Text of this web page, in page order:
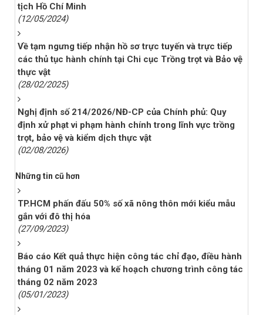
tịch Hồ Chí Minh
(12/05/2024)
Về tạm ngưng tiếp nhận hồ sơ trực tuyến và trực tiếp
các thủ tục hành chính tại Chi cục Trồng trọt và Bảo vệ
thực vật
(28/02/2025)
Nghị định số 214/2026/NĐ-CP của Chính phủ: Quy
định xử phạt vi phạm hành chính trong lĩnh vực trồng
trọt, bảo vệ và kiểm dịch thực vật
(02/08/2026)
Những tin cũ hơn
TP.HCM phấn đấu 50% số xã nông thôn mới kiểu mẫu
gắn với đô thị hóa
(27/09/2023)
Báo cáo Kết quả thực hiện công tác chỉ đạo, điều hành
tháng 01 năm 2023 và kế hoạch chương trình công tác
tháng 02 năm 2023
(05/01/2023)